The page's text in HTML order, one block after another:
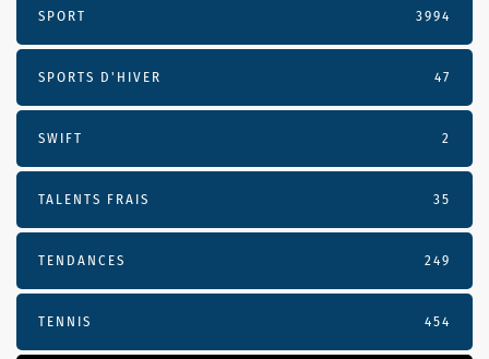
SPORT 3994
SPORTS D'HIVER 47
SWIFT 2
TALENTS FRAIS 35
TENDANCES 249
TENNIS 454